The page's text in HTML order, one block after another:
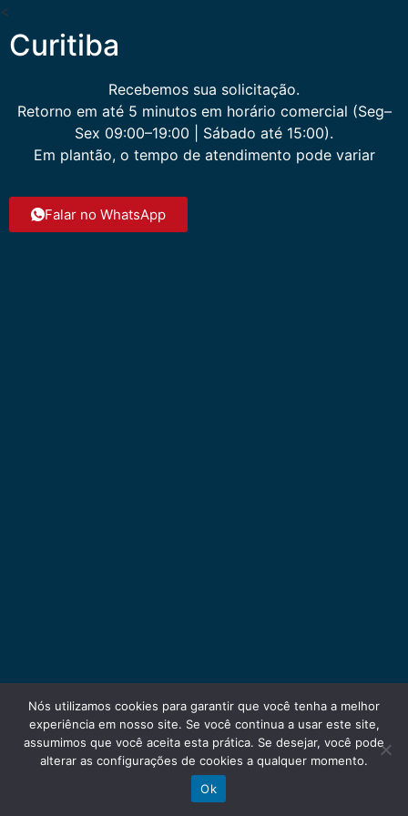
<
Curitiba
Recebemos sua solicitação.
Retorno em até 5 minutosem horário comercial (Seg–
Sex 09:00–19:00 | Sábado até 15:00).
Em plantão, o tempo de atendimento pode variar
Falar no WhatsApp
Nós utilizamos cookies para garantir que você tenha a melhor
experiência em nosso site. Se você continua a usar este site,
assumimos que você aceita esta prática. Se desejar, você pode
alterar as configurações de cookies a qualquer momento.
Ok